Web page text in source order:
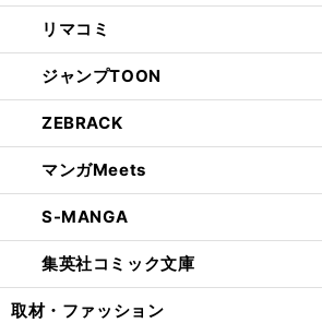
リマコミ
ジャンプTOON
ZEBRACK
マンガMeets
S-MANGA
集英社コミック文庫
取材・ファッション